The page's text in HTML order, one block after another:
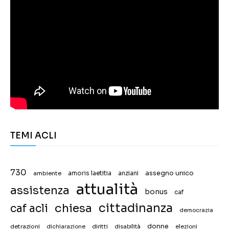
TEMI ACLI
730 ambiente amoris laetitia anziani assegno unico
assistenza attualità bonus caf
caf acli chiesa cittadinanza democrazia
detrazioni dichiarazione diritti disabilità donne elezioni